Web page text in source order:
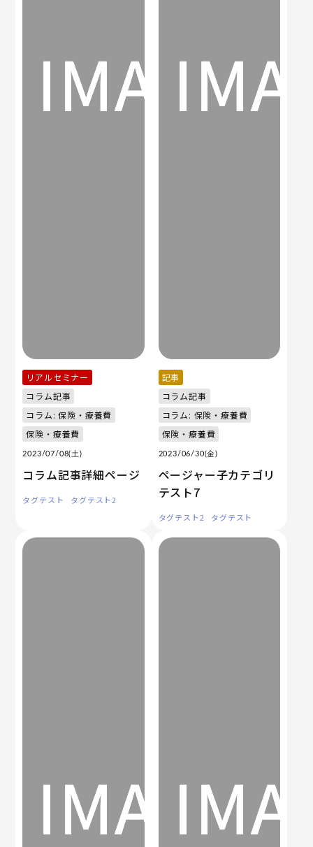
リアルセミナー
コラム記事
コラム: 保険・療養費
保険・療養費
2023/07/08(土)
コラム記事詳細ページ
タグテスト タグテスト2
記事
コラム記事
コラム: 保険・療養費
保険・療養費
2023/06/30(金)
ページャー子カテゴリ
テスト7
タグテスト2 タグテスト